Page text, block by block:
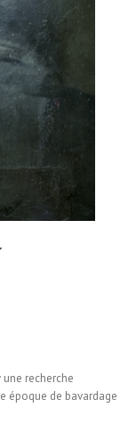
recherche
époque de bavardage